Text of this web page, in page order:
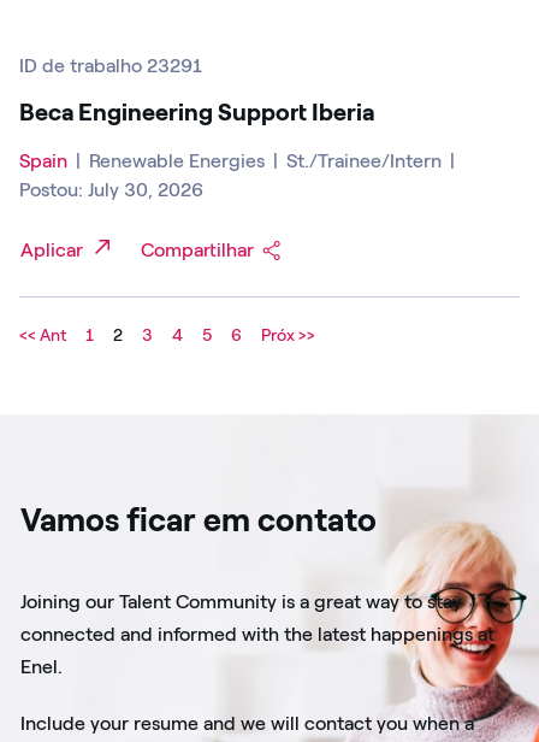
ID de trabalho 23291
Beca Engineering Support Iberia
Spain Renewable Energies St./Trainee/Intern
Postou: July 30, 2026
Aplicar Compartilhar
<< Ant 1 2 3 4 5 6 Próx >>
Vamos ficar em contato
Joining our Talent Community is a great way to stay
connected and informed with the latest happenings at
Enel.
Include your resume and we will contact you when a